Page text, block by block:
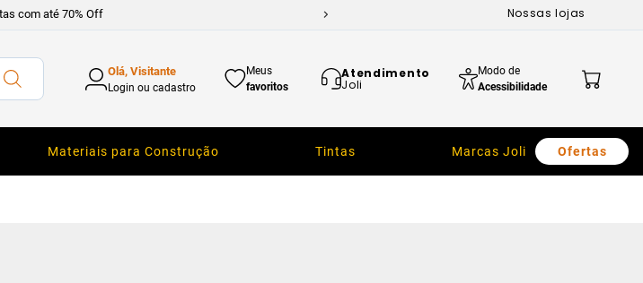
com até 70% Off Nossas lojas
Olá, Visitante
Login ou cadastro
Meus
favoritos
Atendimento
Joli
Modo de
Acessibilidade
Materiais para Construção Tintas Marcas Joli Ofertas